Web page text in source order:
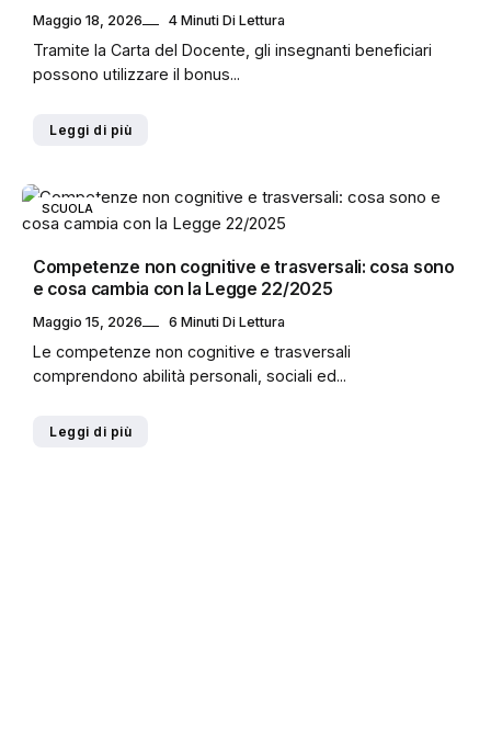
Maggio 18, 2026 4 Minuti Di Lettura
Tramite la Carta del Docente, gli insegnanti beneficiari
possono utilizzare il bonus...
Leggi di più
SCUOLA
Competenze non cognitive e trasversali: cosa sono
e cosa cambia con la Legge 22/2025
Maggio 15, 2026 6 Minuti Di Lettura
Le competenze non cognitive e trasversali
comprendono abilità personali, sociali ed...
Leggi di più